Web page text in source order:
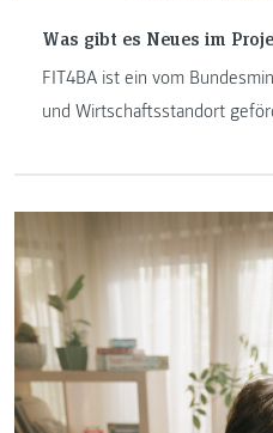
Was gibt es Neues im
FIT4BA ist ein vom
und Wirtschaftsstandort